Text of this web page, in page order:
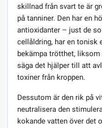
skillnad från svart te är
på tanniner. Den har en
antioxidanter – just de
cellåldring, har en
bekämpa trötthet,
säga det hjälper till att
toxiner från kroppen.
Dessutom är den rik på
neutralisera den
kokande vatten över det